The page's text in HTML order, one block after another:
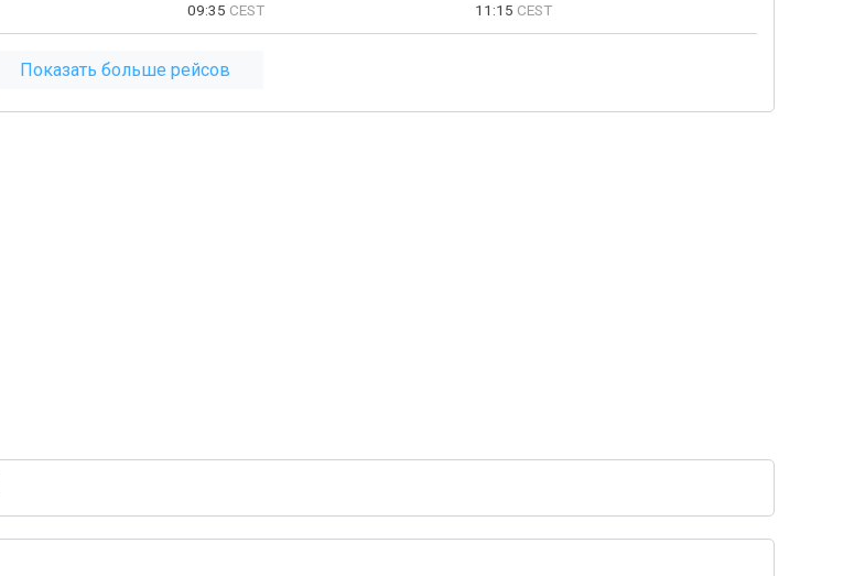
09:35 CEST 11:15 CEST
Показать больше рейсов